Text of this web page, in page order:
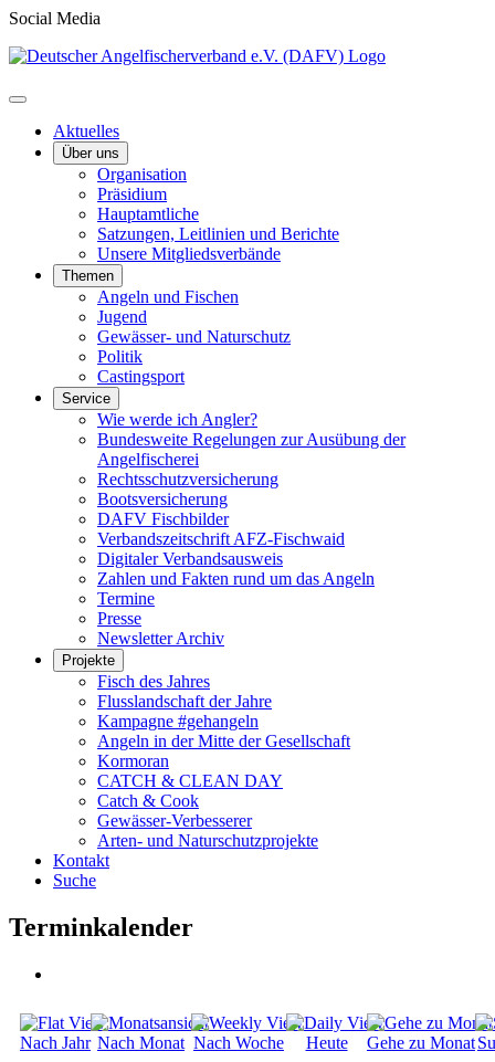
Social Media
Aktuelles
Über uns
Organisation
Präsidium
Hauptamtliche
Satzungen, Leitlinien und Berichte
Unsere Mitgliedsverbände
Themen
Angeln und Fischen
Jugend
Gewässer- und Naturschutz
Politik
Castingsport
Service
Wie werde ich Angler?
Bundesweite Regelungen zur Ausübung der
Angelfischerei
Rechtsschutzversicherung
Bootsversicherung
DAFV Fischbilder
Verbandszeitschrift AFZ-Fischwaid
Digitaler Verbandsausweis
Zahlen und Fakten rund um das Angeln
Termine
Presse
Newsletter Archiv
Projekte
Fisch des Jahres
Flusslandschaft der Jahre
Kampagne #gehangeln
Angeln in der Mitte der Gesellschaft
Kormoran
CATCH & CLEAN DAY
Catch & Cook
Gewässer-Verbesserer
Arten- und Naturschutzprojekte
Kontakt
Suche
Terminkalender
Nach Jahr Nach Monat Nach Woche Heute Gehe zu Monat